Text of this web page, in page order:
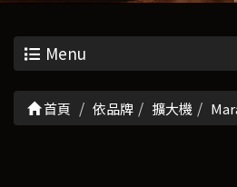
Menu
首頁 依品牌 擴大機